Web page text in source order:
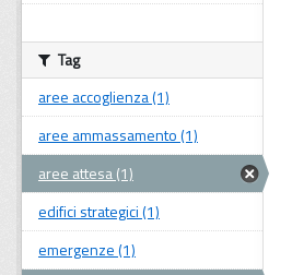
Tag
aree accoglienza (1)
aree ammassamento (1)
aree attesa (1)
edifici strategici (1)
emergenze (1)